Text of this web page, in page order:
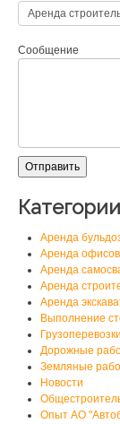
Сообщение
Категории
Аренда
Аренда
Аренда
Аренда
Аренда
Выполнение
Грузоперевозки
Дорожные
Земляные
Новости
Опыт АО